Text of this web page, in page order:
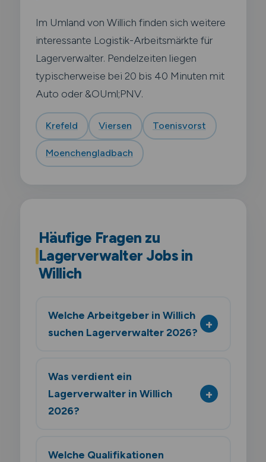
Im Umland von Willich finden sich weitere
interessante Logistik-Arbeitsmärkte für
Lagerverwalter. Pendelzeiten liegen
typischerweise bei 20 bis 40 Minuten mit
Auto oder &OUml;PNV.
Krefeld Viersen Toenisvorst
Moenchengladbach
Häufige Fragen zu
Lagerverwalter Jobs in
Willich
Welche Arbeitgeber in Willich
suchen Lagerverwalter 2026?
Was verdient ein
Lagerverwalter in Willich
2026?
Welche Qualifikationen